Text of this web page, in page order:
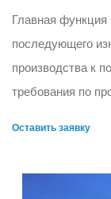
Главная функция
последующего
производства к
требования по
Оставить заявку